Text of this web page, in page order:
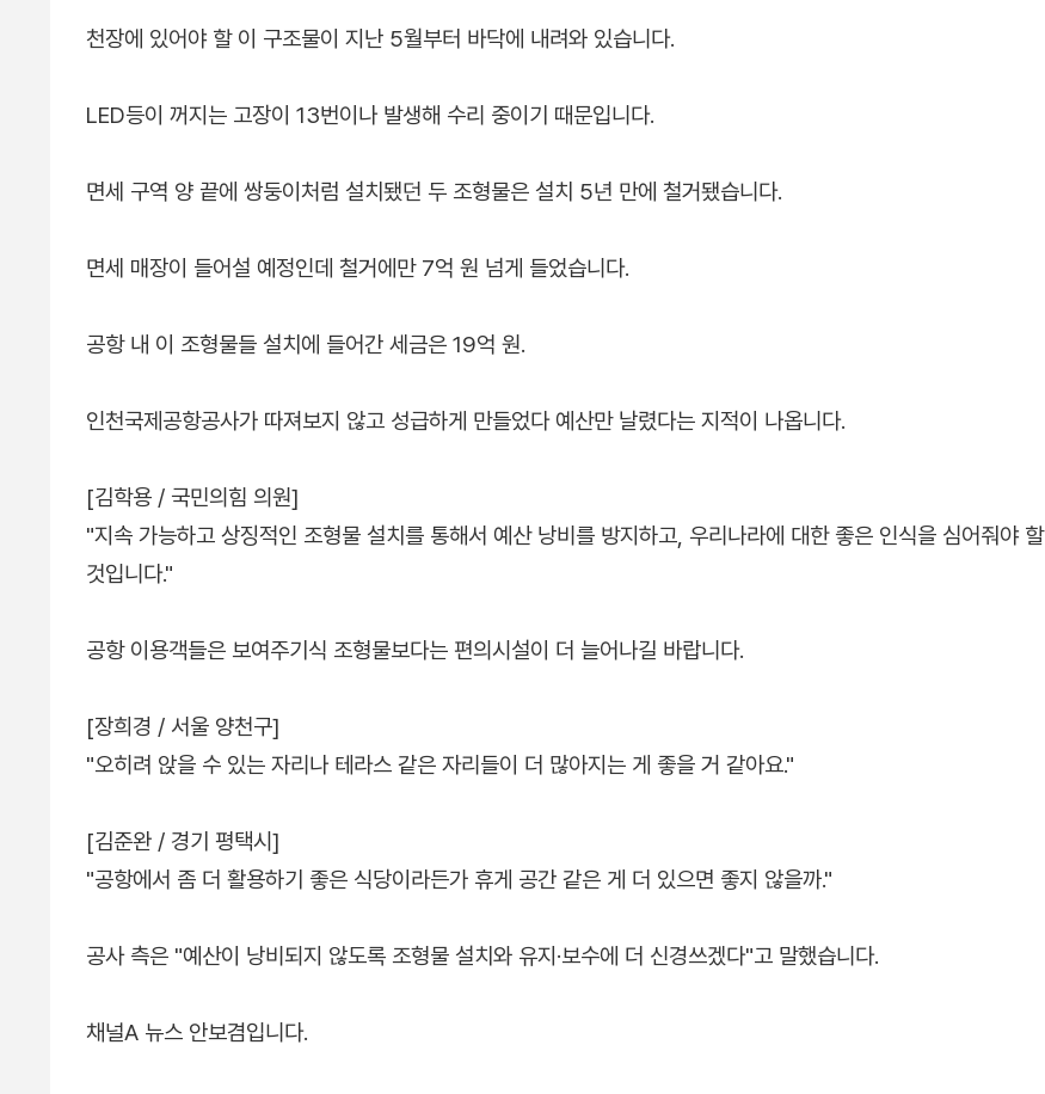
천장에 있어야 할 이 구조물이 지난 5월부터 바닥에 내려와 있습니다.
LED등이 꺼지는 고장이 13번이나 발생해 수리 중이기 때문입니다.
면세 구역 양 끝에 쌍둥이처럼 설치됐던 두 조형물은 설치 5년 만에 철거됐습니다.
면세 매장이 들어설 예정인데 철거에만 7억 원 넘게 들었습니다.
공항 내 이 조형물들 설치에 들어간 세금은 19억 원.
인천국제공항공사가 따져보지 않고 성급하게 만들었다 예산만 날렸다는 지적이 나옵니다.
[김학용 / 국민의힘 의원]
"지속 가능하고 상징적인 조형물 설치를 통해서 예산 낭비를 방지하고, 우리나라에 대한 좋은 인식을 심어줘야 할
것입니다."
공항 이용객들은 보여주기식 조형물보다는 편의시설이 더 늘어나길 바랍니다.
[장희경 / 서울 양천구]
"오히려 앉을 수 있는 자리나 테라스 같은 자리들이 더 많아지는 게 좋을 거 같아요."
[김준완 / 경기 평택시]
"공항에서 좀 더 활용하기 좋은 식당이라든가 휴게 공간 같은 게 더 있으면 좋지 않을까."
공사 측은 "예산이 낭비되지 않도록 조형물 설치와 유지·보수에 더 신경쓰겠다"고 말했습니다.
채널A 뉴스 안보겸입니다.